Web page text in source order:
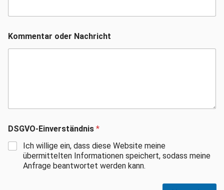
Kommentar oder Nachricht
DSGVO-Einverständnis *
Ich willige ein, dass diese Website meine
übermittelten Informationen speichert, sodass meine
Anfrage beantwortet werden kann.